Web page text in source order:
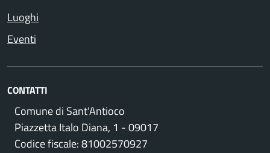
Luoghi
Eventi
CONTATTI
Comune di Sant'Antioco
Piazzetta Italo Diana, 1 - 09017
Codice fiscale: 81002570927